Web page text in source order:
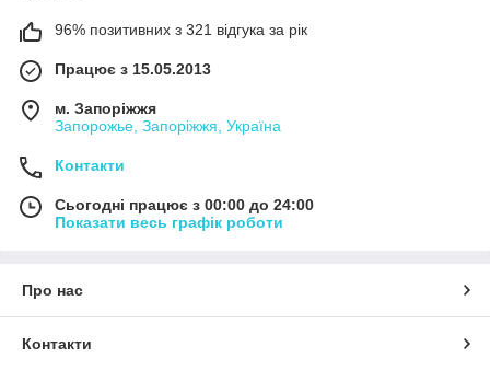
96% позитивних з 321 відгука за рік
Працює з 15.05.2013
м. Запоріжжя
Запорожье, Запоріжжя, Україна
Контакти
Сьогодні працює з 00:00 до 24:00
Показати весь графік роботи
Про нас
Контакти